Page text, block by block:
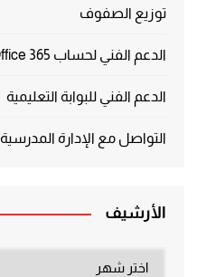
توزيع الصفوف
الدعم الفني لحساب Office 365
الدعم الفني للبوابة التعليمية
التواصل مع الإدارة المدرسية
الأرشيف